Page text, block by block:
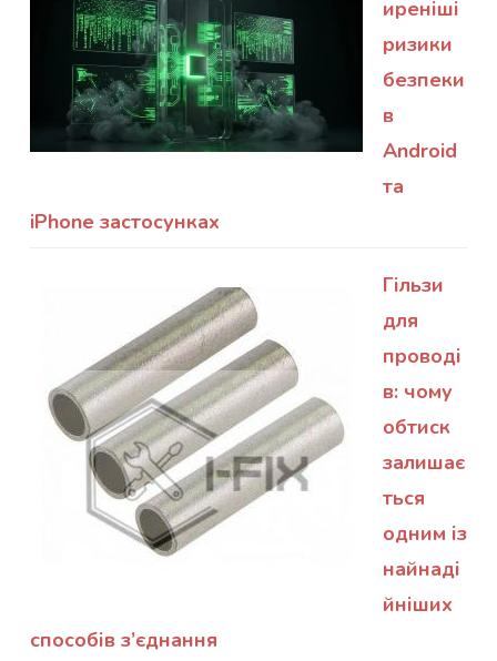
иреніші
ризики
безпеки
в
Android
та
iPhone застосунках
Гільзи
для
проводі
в: чому
обтиск
залишає
ться
одним із
найнаді
йніших
способів з’єднання